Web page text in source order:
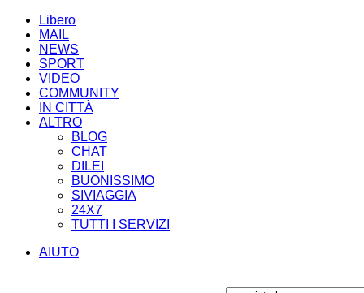
Libero
MAIL
NEWS
SPORT
VIDEO
COMMUNITY
IN CITTÀ
ALTRO
BLOG
CHAT
DILEI
BUONISSIMO
SIVIAGGIA
24X7
TUTTI I SERVIZI
AIUTO